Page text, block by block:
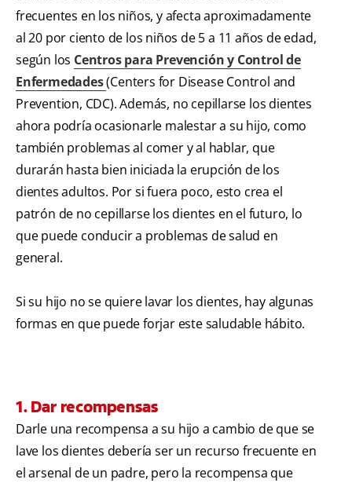
frecuentes en los niños, y afecta aproximadamente
al 20 por ciento de los niños de 5 a 11 años de edad,
según los Centros para Prevención y Control de
Enfermedades(Centers for Disease Control and
Prevention, CDC). Además, no cepillarse los dientes
ahora podría ocasionarle malestar a su hijo, como
también problemas al comer y al hablar, que
durarán hasta bien iniciada la erupción de los
dientes adultos. Por si fuera poco, esto crea el
patrón de no cepillarse los dientes en el futuro, lo
que puede conducir a problemas de salud en
general.
Si su hijo no se quiere lavar los dientes, hay algunas
formas en que puede forjar este saludable hábito.
1. Dar recompensas
Darle una recompensa a su hijo a cambio de que se
lave los dientes debería ser un recurso frecuente en
el arsenal de un padre, pero la recompensa que